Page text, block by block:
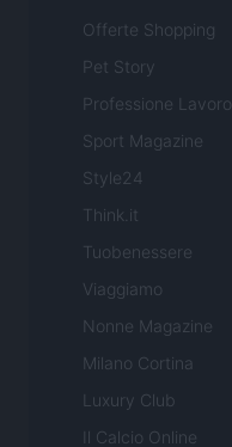
Offerte Shopping
Pet Story
Professione Lavoro
Sport Magazine
Style24
Think.it
Tuobenessere
Viaggiamo
Nonne Magazine
Milano Cortina
Luxury Club
Il Calcio Online